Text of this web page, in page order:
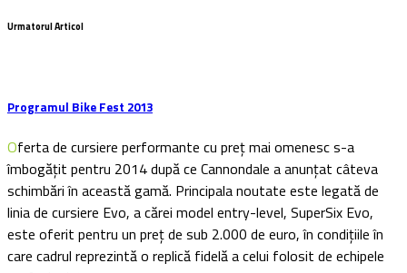
Urmatorul Articol
Programul Bike Fest 2013
Oferta de cursiere performante cu preț mai omenesc s-a
îmbogățit pentru 2014 după ce Cannondale a anunțat câteva
schimbări în această gamă. Principala noutate este legată de
linia de cursiere Evo, a cărei model entry-level, SuperSix Evo,
este oferit pentru un preț de sub 2.000 de euro, în condițiile în
care cadrul reprezintă o replică fidelă a celui folosit de echipele